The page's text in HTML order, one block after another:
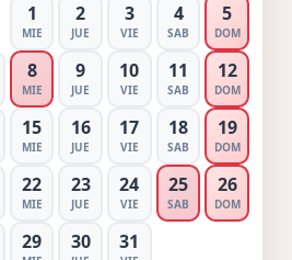
1
MIE
2
JUE
3
VIE
4
SAB
5
DOM
8
MIE
9
JUE
10
VIE
11
SAB
12
DOM
15
MIE
16
JUE
17
VIE
18
SAB
19
DOM
22
MIE
23
JUE
24
VIE
25
SAB
26
DOM
29 30 31